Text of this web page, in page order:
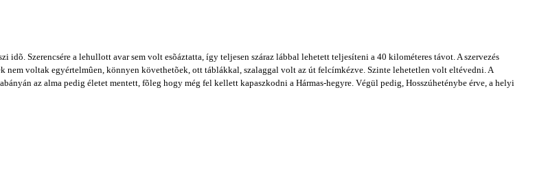
Szerencsére a lehullott avar sem volt esõáztatta, így teljesen száraz lábbal lehetett teljesíteni a 40 kilométeres távot. A szervezés
voltak egyértelmûen, könnyen követhetõek, ott táblákkal, szalaggal volt az út felcímkézve. Szinte lehetetlen volt eltévedni. A
az alma pedig életet mentett, fõleg hogy még fel kellett kapaszkodni a Hármas-hegyre. Végül pedig, Hosszúheténybe érve, a helyi